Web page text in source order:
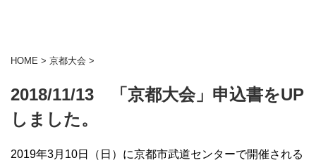
HOME > 京都大会 >
2018/11/13 「京都大会」申込書をUP
しました。
2019年3月10日（日）に京都市武道センターで開催される